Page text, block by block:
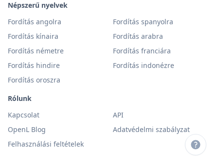
Népszerű nyelvek
Fordítás angolra
Fordítás spanyolra
Fordítás kínaira
Fordítás arabra
Fordítás németre
Fordítás franciára
Fordítás hindire
Fordítás indonézre
Fordítás oroszra
Rólunk
Kapcsolat
API
OpenL Blog
Adatvédelmi szabályzat
Felhasználási feltételek